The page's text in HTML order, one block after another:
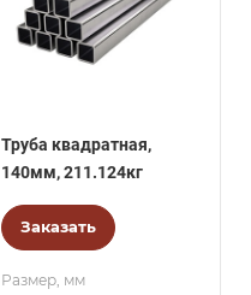
Труба квадратная,
140мм, 211.124кг
Заказать
Размер, мм